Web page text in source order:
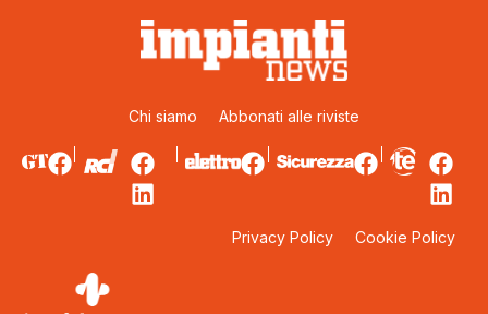
Chi siamo Abbonati alle riviste
Privacy Policy Cookie Policy